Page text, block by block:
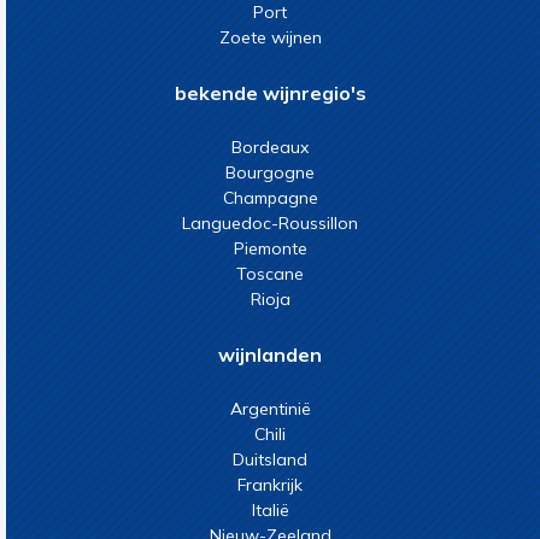
Port
Zoete wijnen
bekende wijnregio's
Bordeaux
Bourgogne
Champagne
Languedoc-Roussillon
Piemonte
Toscane
Rioja
wijnlanden
Argentinië
Chili
Duitsland
Frankrijk
Italië